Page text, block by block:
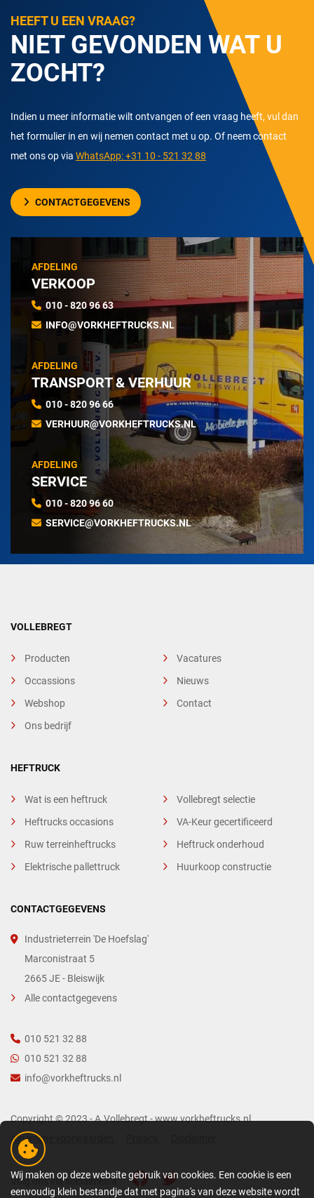
HEEFT U EEN VRAAG?
NIET GEVONDEN WAT U
ZOCHT?
Indien u meer informatie wilt ontvangen of een vraag heeft, vul dan
het formulier in en wij nemen contact met u op. Of neem contact
met ons op via WhatsApp: +31 10 - 521 32 88
CONTACTGEGEVENS
AFDELING
VERKOOP
010 - 820 96 63
INFO@VORKHEFTRUCKS.NL
AFDELING
TRANSPORT & VERHUUR
010 - 820 96 66
VERHUUR@VORKHEFTRUCKS.NL
AFDELING
SERVICE
010 - 820 96 60
SERVICE@VORKHEFTRUCKS.NL
VOLLEBREGT
Producten
Occassions
Webshop
Ons bedrijf
Vacatures
Nieuws
Contact
HEFTRUCK
Wat is een heftruck
Heftrucks occasions
Ruw terreinheftrucks
Elektrische pallettruck
Vollebregt selectie
VA-Keur gecertificeerd
Heftruck onderhoud
Huurkoop constructie
CONTACTGEGEVENS
Industrieterrein 'De Hoefslag'
Marconistraat 5
2665 JE - Bleiswijk
Alle contactgegevens
010 521 32 88
010 521 32 88
info@vorkheftrucks.nl
Copyright © 2023 - A.Vollebregt - www.vorkheftrucks.nl
Algemene voorwaarden
Volg ons via socialmedia:
Wij maken op deze website gebruik van cookies. Een cookie is een
eenvoudig klein bestandje dat met pagina's van deze website wordt